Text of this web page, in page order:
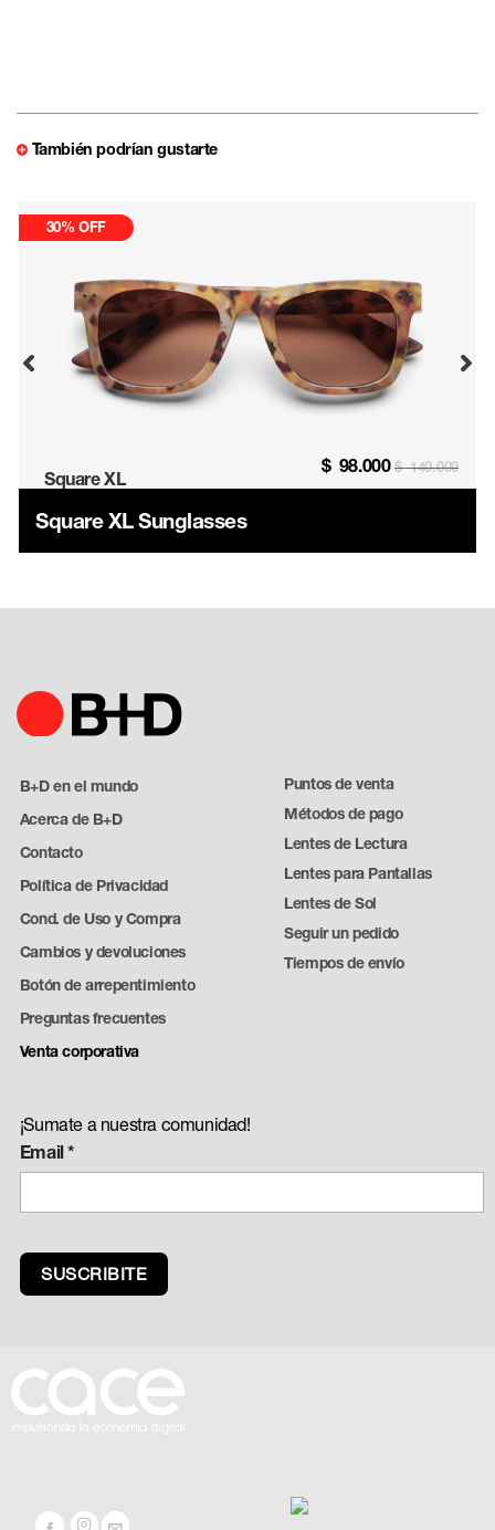
También podrían gustarte
30% OFF
Square XL
$ 98.000 $ 140.000
Square XL Sunglasses
B+D en el mundo
Acerca de B+D
Contacto
Política de Privacidad
Cond. de Uso y Compra
Cambios y devoluciones
Botón de arrepentimiento
Preguntas frecuentes
Venta corporativa
Puntos de venta
Métodos de pago
Lentes de Lectura
Lentes para Pantallas
Lentes de Sol
Seguir un pedido
Tiempos de envío
¡Sumate a nuestra comunidad!
Email*